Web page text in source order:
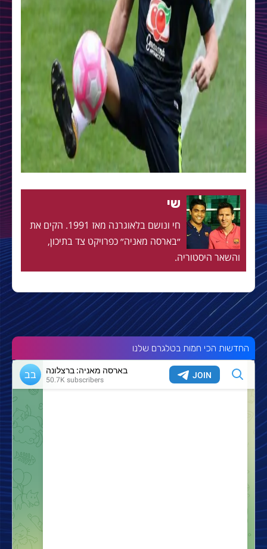
שי
חי ונושם בלאוגרנה מאז 1991. הקים את
״בארסה מאניה״ כפרויקט צד בתיכון,
והשאר היסטוריה.
החדשות הכי חמות בטלגרם שלנו